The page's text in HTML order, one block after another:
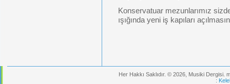
Konservatuar mezunlarımız
ışığında yeni iş kapıları
Her Hakkı Saklıdır. © 2026, Musiki
: